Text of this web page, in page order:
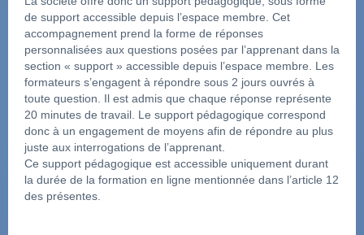
de support accessible depuis l’espace membre. Cet
accompagnement prend la forme de réponses
personnalisées aux questions posées par l’apprenant dans la
section « support » accessible depuis l’espace membre. Les
formateurs s’engagent à répondre sous 2 jours ouvrés à
toute question. Il est admis que chaque réponse représente
20 minutes de travail. Le support pédagogique correspond
donc à un engagement de moyens afin de répondre au plus
juste aux interrogations de l’apprenant.
Ce support pédagogique est accessible uniquement durant
la durée de la formation en ligne mentionnée dans l’article 12
des présentes.